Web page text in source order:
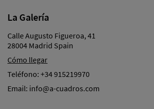
La Galería
Calle Augusto Figueroa, 41
28004 Madrid Spain
Cómo llegar
Teléfono: +34 915219970
Email: info@a-cuadros.com